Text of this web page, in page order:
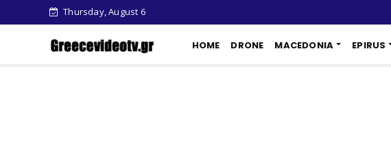
Thursday, August 6
HOME DRONE MACEDONIA EPIRUS